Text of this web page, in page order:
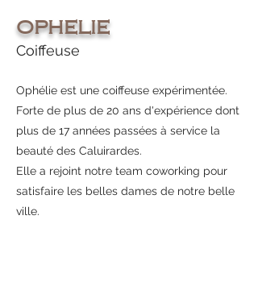
OPHELIE
Coiffeuse
Ophélie est une coiffeuse expérimentée.
Forte de plus de 20 ans d'expérience dont
plus de 17 années passées à service la
beauté des Caluirardes.
Elle a rejoint notre team coworking pour
satisfaire les belles dames de notre belle
ville.